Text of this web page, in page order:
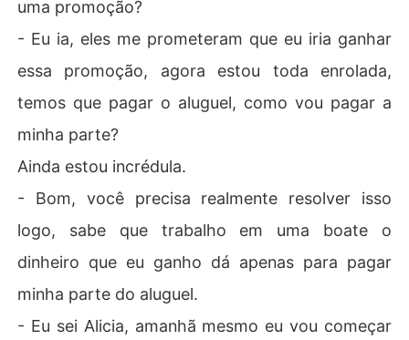
uma promoção?
- Eu ia, eles me prometeram que eu iria ganhar
essa promoção, agora estou toda enrolada,
temos que pagar o aluguel, como vou pagar a
minha parte?
Ainda estou incrédula.
- Bom, você precisa realmente resolver isso
logo, sabe que trabalho em uma boate o
dinheiro que eu ganho dá apenas para pagar
minha parte do aluguel.
- Eu sei Alicia, amanhã mesmo eu vou começar